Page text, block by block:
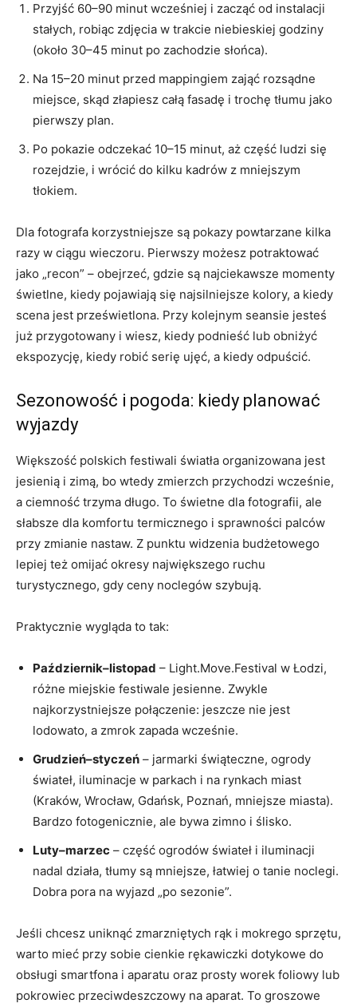
Przyjść 60–90 minut wcześniej i zacząć od instalacji
stałych, robiąc zdjęcia w trakcie niebieskiej godziny
(około 30–45 minut po zachodzie słońca).
Na 15–20 minut przed mappingiem zająć rozsądne
miejsce, skąd złapiesz całą fasadę i trochę tłumu jako
pierwszy plan.
Po pokazie odczekać 10–15 minut, aż część ludzi się
rozejdzie, i wrócić do kilku kadrów z mniejszym
tłokiem.
Dla fotografa korzystniejsze są pokazy powtarzane kilka
razy w ciągu wieczoru. Pierwszy możesz potraktować
jako „recon” – obejrzeć, gdzie są najciekawsze momenty
świetlne, kiedy pojawiają się najsilniejsze kolory, a kiedy
scena jest prześwietlona. Przy kolejnym seansie jesteś
już przygotowany i wiesz, kiedy podnieść lub obniżyć
ekspozycję, kiedy robić serię ujęć, a kiedy odpuścić.
Sezonowość i pogoda: kiedy planować
wyjazdy
Większość polskich festiwali światła organizowana jest
jesienią i zimą, bo wtedy zmierzch przychodzi wcześnie,
a ciemność trzyma długo. To świetne dla fotografii, ale
słabsze dla komfortu termicznego i sprawności palców
przy zmianie nastaw. Z punktu widzenia budżetowego
lepiej też omijać okresy największego ruchu
turystycznego, gdy ceny noclegów szybują.
Praktycznie wygląda to tak:
Październik–listopad – Light.Move.Festival w Łodzi,
różne miejskie festiwale jesienne. Zwykle
najkorzystniejsze połączenie: jeszcze nie jest
lodowato, a zmrok zapada wcześnie.
Grudzień–styczeń – jarmarki świąteczne, ogrody
świateł, iluminacje w parkach i na rynkach miast
(Kraków, Wrocław, Gdańsk, Poznań, mniejsze miasta).
Bardzo fotogenicznie, ale bywa zimno i ślisko.
Luty–marzec – część ogrodów świateł i iluminacji
nadal działa, tłumy są mniejsze, łatwiej o tanie noclegi.
Dobra pora na wyjazd „po sezonie”.
Jeśli chcesz uniknąć zmarzniętych rąk i mokrego sprzętu,
warto mieć przy sobie cienkie rękawiczki dotykowe do
obsługi smartfona i aparatu oraz prosty worek foliowy lub
pokrowiec przeciwdeszczowy na aparat. To groszowe